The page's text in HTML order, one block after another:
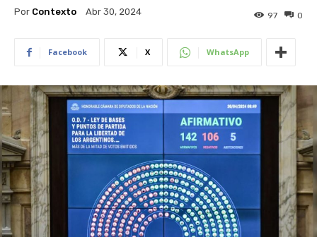
Por Contexto Abr 30, 2024 0
97
Facebook X WhatsApp